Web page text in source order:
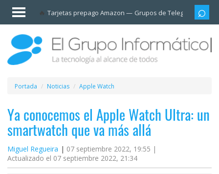
Tarjetas prepago Amazon Grupos de Telegram
Invitado
Iniciar
sesión /
Registrarse
Esenciales
Móviles
Ofertas
Apps
Redes
Portada Noticias Apple Watch
Ya conocemos el Apple Watch Ultra: un
smartwatch que va más allá
Miguel Regueira
07 septiembre 2022, 19:55 |
Actualizado el 07 septiembre 2022, 21:34